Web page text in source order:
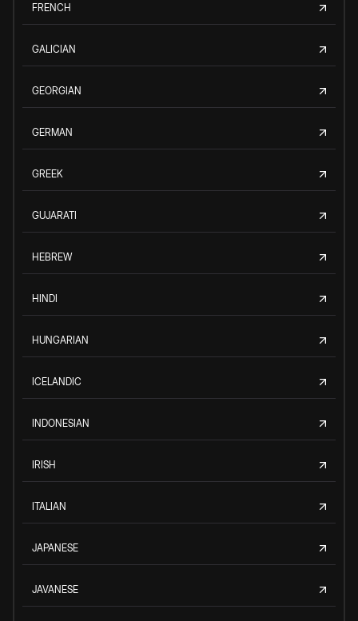
FRENCH
GALICIAN
GEORGIAN
GERMAN
GREEK
GUJARATI
HEBREW
HINDI
HUNGARIAN
ICELANDIC
INDONESIAN
IRISH
ITALIAN
JAPANESE
JAVANESE